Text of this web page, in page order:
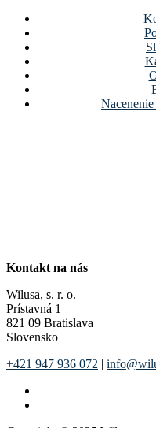
Kontakt na nás
Wilusa, s. r. o.
Prístavná 1
821 09 Bratislava
Slovensko
+421 947 936 072 |